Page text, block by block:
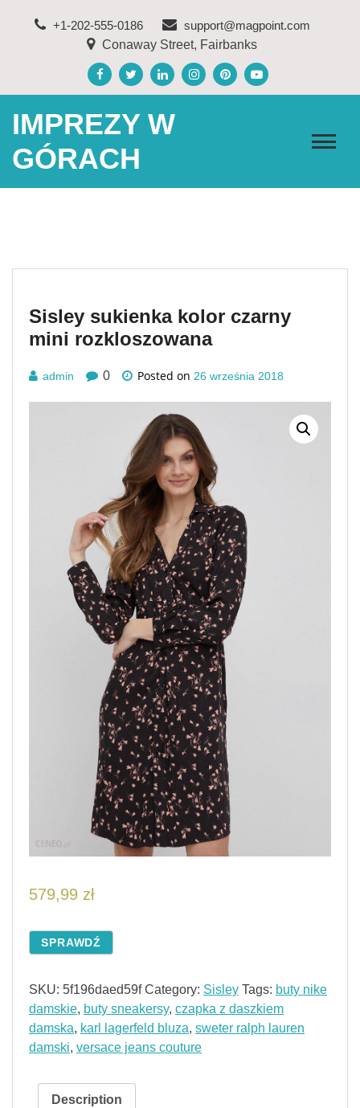
+1-202-555-0186
support@magpoint.com
Conaway Street, Fairbanks
IMPREZY W
GÓRACH
Sisley sukienka kolor czarny
mini rozkloszowana
admin 0 Posted on 26 września 2018
579,99 zł
SPRAWDŹ
SKU: 5f196daed59f Category: Sisley Tags: buty nike
damskie, buty sneakersy, czapka z daszkiem
damska, karl lagerfeld bluza, sweter ralph lauren
damski, versace jeans couture
Description